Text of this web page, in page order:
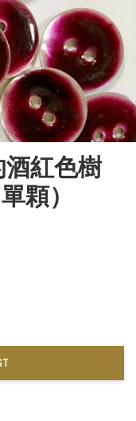
紅色樹
顆）